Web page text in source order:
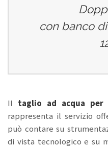
con banco
Il taglio ad acqua per
rappresenta il servizio
può contare su
di vista tecnologico e su